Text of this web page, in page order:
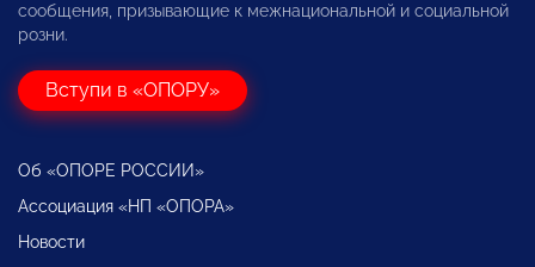
сообщения, призывающие к межнациональной и социальной
розни.
Вступи в «ОПОРУ»
Об «ОПОРЕ РОССИИ»
Ассоциация «НП «ОПОРА»
Новости